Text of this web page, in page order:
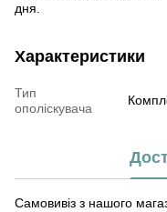
дня.
Характеристики
Тип
ополіскувача
Самовивіз з нашого